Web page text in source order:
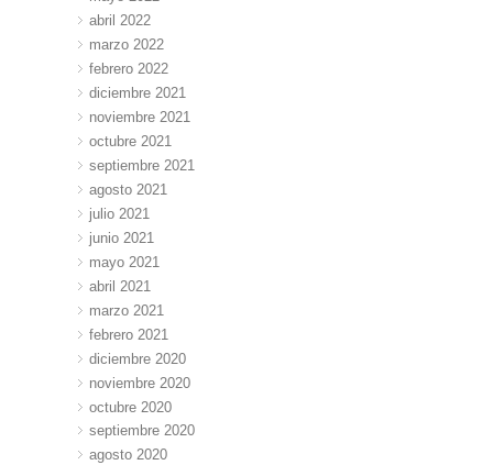
abril 2022
marzo 2022
febrero 2022
diciembre 2021
noviembre 2021
octubre 2021
septiembre 2021
agosto 2021
julio 2021
junio 2021
mayo 2021
abril 2021
marzo 2021
febrero 2021
diciembre 2020
noviembre 2020
octubre 2020
septiembre 2020
agosto 2020